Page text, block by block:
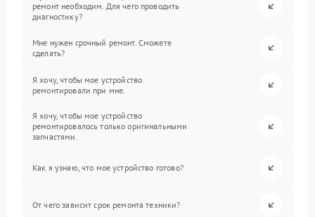
ремонт необходим. Для чего проводить
диагностику?
Мне нужен срочный ремонт. Сможете
сделать?
Я хочу, чтобы мое устройство
ремонтировали при мне.
Я хочу, чтобы мое устройство
ремонтировалось только оригинальными
запчастями.
Как я узнаю, что мое устройство готово?
От чего зависит срок ремонта техники?